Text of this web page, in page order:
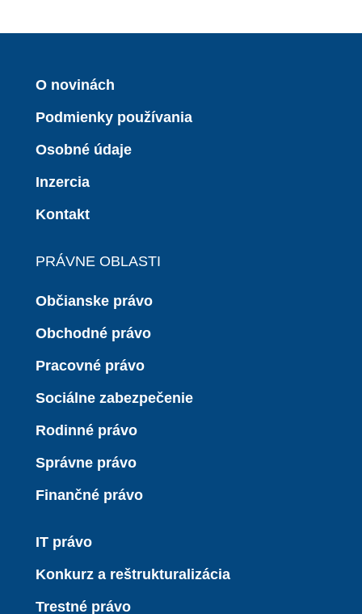
O novinách
Podmienky používania
Osobné údaje
Inzercia
Kontakt
PRÁVNE OBLASTI
Občianske právo
Obchodné právo
Pracovné právo
Sociálne zabezpečenie
Rodinné právo
Správne právo
Finančné právo
IT právo
Konkurz a reštrukturalizácia
Trestné právo